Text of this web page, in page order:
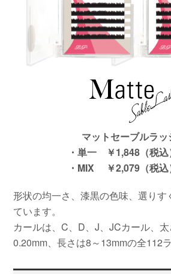
マットセーブルラッ
・単一 ￥1,848（税込
・MIX ￥2,079（税込
形状の均一さ、漆黒の色味、選りす
ています。
カールは、C、D、J、JCカール、
0.20mm、長さは8～13mmの全112